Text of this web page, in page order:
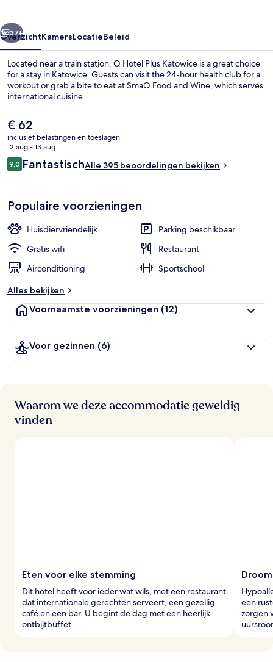
Restaurant
Volgende
37+
OverzichtKamersLocatieBeleid
Located near a train station, Q Hotel Plus Katowice is a great choice
for a stay in Katowice. Guests can visit the 24-hour health club for a
workout or grab a bite to eat at SmaQ Food and Wine, which serves
international cuisine.
De
huidige
prijs
is
€ 62
€ 62
inclusief belastingen en toeslagen
12 aug - 13 aug
Beoordelingen
9,09,0 op 10 –
FantastischAlle 395 beoordelingen bekijken
Populaire voorzieningen
Huisdiervriendelijk
Parking beschikbaar
Gratis wifi
Restaurant
Airconditioning
Sportschool
Alles bekijken
Voornaamste voorzieningen (12)
Voor gezinnen (6)
Waarom we deze accommodatie geweldig
vinden
Eten voor elke stemming
Dit hotel heeft voor ieder wat wils, met een restaurant
dat internationale gerechten serveert, een gezellig
café en een bar. U begint de dag met een heerlijk
ontbijtbuffet.
een
zorgen